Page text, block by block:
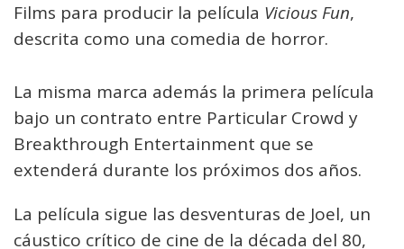
Films para producir la película Vicious Fun,
descrita como una comedia de horror.
La misma marca además la primera película
bajo un contrato entre Particular Crowd y
Breakthrough Entertainment que se
extenderá durante los próximos dos años.
La película sigue las desventuras de Joel, un
cáustico crítico de cine de la década del 80,